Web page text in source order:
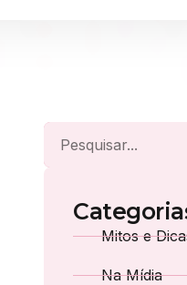
Mitos e
Na Mídia